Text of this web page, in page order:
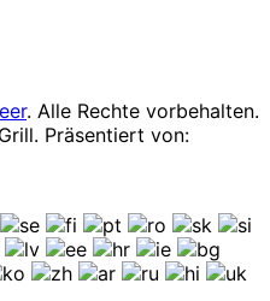
. Alle Rechte vorbehalten.
Präsentiert von: